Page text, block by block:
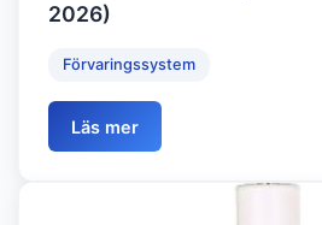
2026)
Förvaringssystem
Läs mer